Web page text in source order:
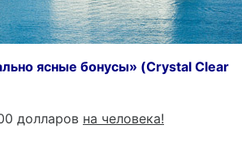
ясные бонусы» (Crystal Clear
долларов на человека!